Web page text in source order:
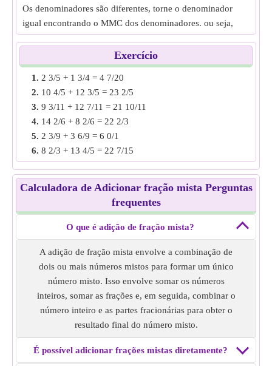
Os denominadores são diferentes, torne o denominador
igual encontrando o MMC dos denominadores. ou seja,
14/4 e 11/4
Adicione ambas as frações e converta em fração mista, ou
seja, 14/4 + 11/4 = 25/4 = 6 1/4
Adição de fração mista de
Exemplo 2: Encontre a adição de fração mista de 4 6/7 + 1
3/9.
Solução:Converta em frações impróprias, ou seja, 4 6 /7 =
34/7 e 1 3/9 = 4/3
Os denominadores são diferentes, torne o denominador
igual encontrando o MMC dos denominadores.
Adicione ambas as frações e converta em fração mista
ou seja, 54/63 21/63 = 75/63 = 6 4/21
Adição de fração mista de4 6/7 + 1 3/9= 6 4/21.
Exemplo 3: Encontre a adição de fração mista de 5 10/22 +
2 7/11.
Solução:converta em frações impróprias, ou seja, 5 10/22
= 120/22 e 2 7/11 = 29/11
Os denominadores são diferentes, faça o denominador
mesmo encontrando o MMC dos denominadores. ou seja,
120/22 e 58/22
Exercício
1. 2 3/5 + 1 3/4 = 4 7/20
2. 10 4/5 + 12 3/5 = 23 2/5
3. 9 3/11 + 12 7/11 = 21 10/11
4. 14 2/6 + 8 2/6 = 22 2/3
5. 2 3/9 + 3 6/9 = 6 0/1
6. 8 2/3 + 13 4/5 = 22 7/15
7.7 3/8 + 4 1/4 = 11 5/8
8.5 1/2 + 5 2/12 = 10 2/3
9.14 3/7 + 9 2/4 = 23 13/14
3 5/15 + 2 5/10 = 5 5/6
Calculadora de Adicionar fração mista Perguntas
frequentes
O que é adição de fração mista?
A adição de fração mista envolve a combinação de
dois ou mais números mistos para formar um único
número misto. Isso envolve somar os números
inteiros, somar as frações e, em seguida, combinar o
número inteiro e as partes fracionárias para obter o
resultado final do número misto.
É possível adicionar frações mistas diretamente?